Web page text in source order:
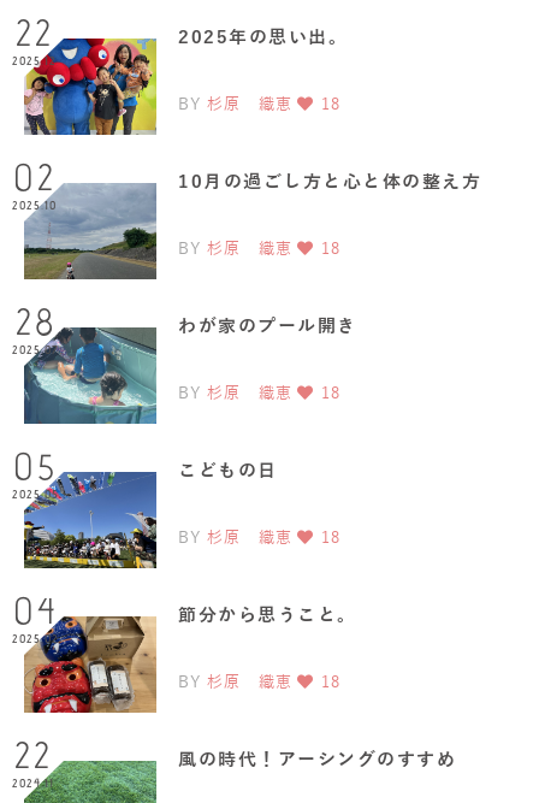
22
2025.12
2025年の思い出。
BY 杉原 織恵 18
02
2025.10
10月の過ごし方と心と体の整え方
BY 杉原 織恵 18
28
2025.07
わが家のプール開き
BY 杉原 織恵 18
05
2025.05
こどもの日
BY 杉原 織恵 18
04
2025.02
節分から思うこと。
BY 杉原 織恵 18
22
2024.11
風の時代！アーシングのすすめ